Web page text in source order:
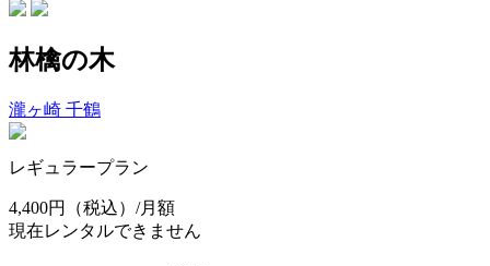
林檎の木
瀧ヶ崎 千鶴
レギュラープラン
4,400円
（税込）/月額
現在レンタルできません